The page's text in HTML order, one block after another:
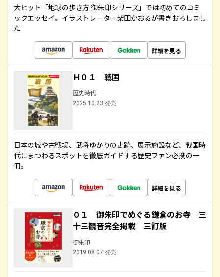
大ヒット「地球の歩き方 御朱印シリーズ」では初めてのコミ
ックエッセイ。イラストレーター柴田かおるが書きおろしまし
た
詳細を見る
Ｈ０１ 戦国
歴史時代
2025.10.23 発売
日本の城や古戦場、武将ゆかりの史跡、展示施設など、戦国時
代にまつわるスポットを徹底ガイドする歴史ファン必携の一
冊。
詳細を見る
０１ 御朱印でめぐる鎌倉のお寺 三
十三観音完全掲載 三訂版
御朱印
2019.08.07 発売